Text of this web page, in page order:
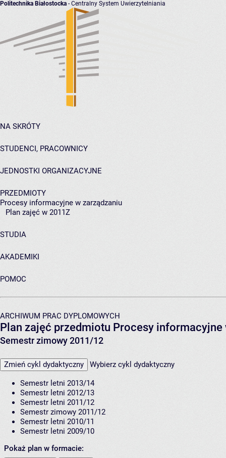
Politechnika Białostocka - Centralny System Uwierzytelniania
NA SKRÓTY
STUDENCI, PRACOWNICY
JEDNOSTKI ORGANIZACYJNE
PRZEDMIOTY
Procesy informacyjne w zarządzaniu
Plan zajęć w 2011Z
STUDIA
AKADEMIKI
POMOC
ARCHIWUM PRAC DYPLOMOWYCH
Plan zajęć przedmiotu Procesy informacyjne
Semestr zimowy 2011/12
Zmień cykl dydaktyczny Wybierz cykl dydaktyczny
Semestr letni 2013/14
Semestr letni 2012/13
Semestr letni 2011/12
Semestr zimowy 2011/12
Semestr letni 2010/11
Semestr letni 2009/10
Pokaż plan w formacie: